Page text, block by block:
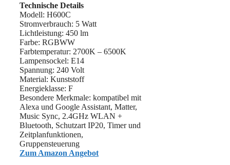
Technische Details
Modell: H600C
Stromverbrauch: 5 Watt
Lichtleistung: 450 lm
Farbe: RGBWW
Farbtemperatur: ‎2700K – 6500K
Lampensockel: E14
Spannung: 240 Volt
Material: ‎Kunststoff
Energieklasse: F
Besondere Merkmale: kompatibel mit
Alexa und Google Assistant, Matter,
Music Sync, 2.4GHz WLAN +
Bluetooth, Schutzart IP20, Timer und
Zeitplanfunktionen,
Gruppensteuerung
Zum Amazon Angebot